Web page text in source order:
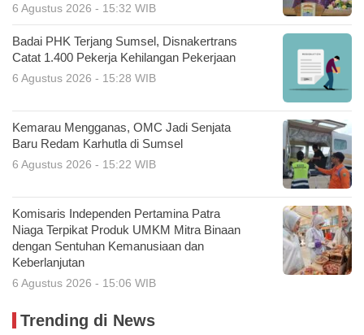
6 Agustus 2026 - 15:32 WIB
Badai PHK Terjang Sumsel, Disnakertrans
Catat 1.400 Pekerja Kehilangan Pekerjaan
6 Agustus 2026 - 15:28 WIB
Kemarau Mengganas, OMC Jadi Senjata
Baru Redam Karhutla di Sumsel
6 Agustus 2026 - 15:22 WIB
Komisaris Independen Pertamina Patra
Niaga Terpikat Produk UMKM Mitra Binaan
dengan Sentuhan Kemanusiaan dan
Keberlanjutan
6 Agustus 2026 - 15:06 WIB
Trending di News